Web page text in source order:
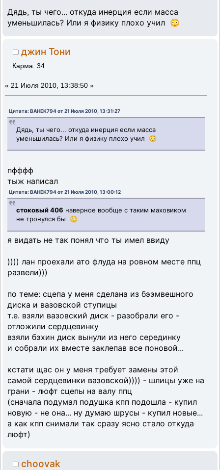
Дядь, ты чего... откуда инерция если масса
уменьшилась? Или я физику плохо учил 😳
джин Тони
Карма: 34
« 21 Июля 2010, 13:38:50 »
Цитата: BAHEK794 от 21 Июля 2010, 13:31:27
Дядь, ты чего... откуда инерция если масса
уменьшилась? Или я физику плохо учил 😳
пфффф
тыж написал
Цитата: BAHEK794 от 21 Июля 2010, 13:00:12
стоковый 406 наверное вообще с таким маховиком
не тронулся бы 😳
я видать не так понял что ты имел ввиду
)))) лан проехали ато флуда на ровном месте ппц
развели)))
по теме: сцепа у меня сделана из бээмвешного
диска и вазовской ступицы
т.е. взяли вазовский диск - разобрали его -
отложили сердцевинку
взяли бэхин диск вынули из него серединку
и собрали их вместе заклепав все поновой...
кстати щас он у меня требует замены этой
самой сердцевинки вазовской)))) - шлицы уже на
грани - люфт сцепы на валу ппц
(сначала подумал подушка кпп подошла - купил
новую - не она... ну думаю шрусы - купил новые...
а как кпп снимали так сразу ясно стало откуда
люфт)
choovak